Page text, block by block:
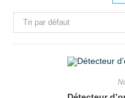
Tri par défaut